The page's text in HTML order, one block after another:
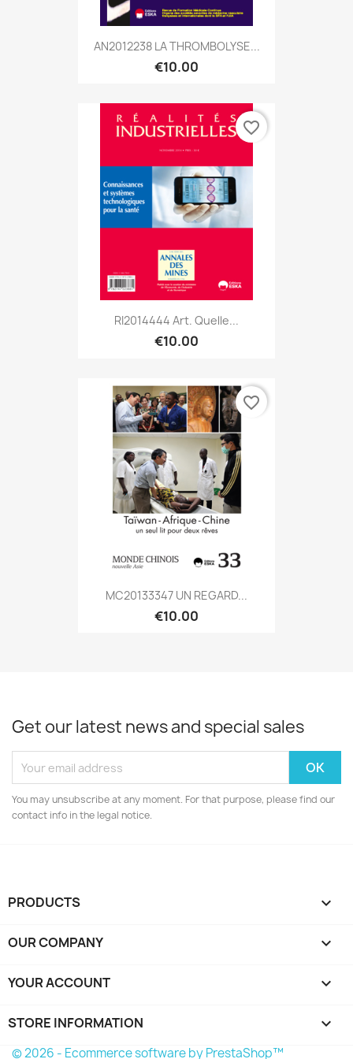
AN2012238 LA THROMBOLYSE...
€10.00
RI2014444 Art. Quelle...
€10.00
favorite_border
MC20133347 UN REGARD...
€10.00
favorite_border
Get our latest news and special sales
You may unsubscribe at any moment. For that purpose, please find our
contact info in the legal notice.
PRODUCTS 
OUR COMPANY 
YOUR ACCOUNT 
STORE INFORMATION keyboard_arrow_down
© 2026 - Ecommerce software by PrestaShop™